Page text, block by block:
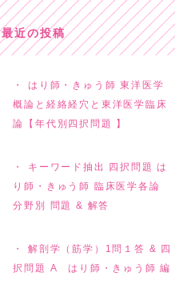
最近の投稿
はり師・きゅう師 東洋医学
概論と経絡経穴と東洋医学臨床
論【年代別四択問題 】
キーワード抽出 四択問題 は
り師・きゅう師 臨床医学各論
分野別 問題 & 解答
解剖学（筋学）1問１答 & 四
択問題 A はり師・きゅう師 編